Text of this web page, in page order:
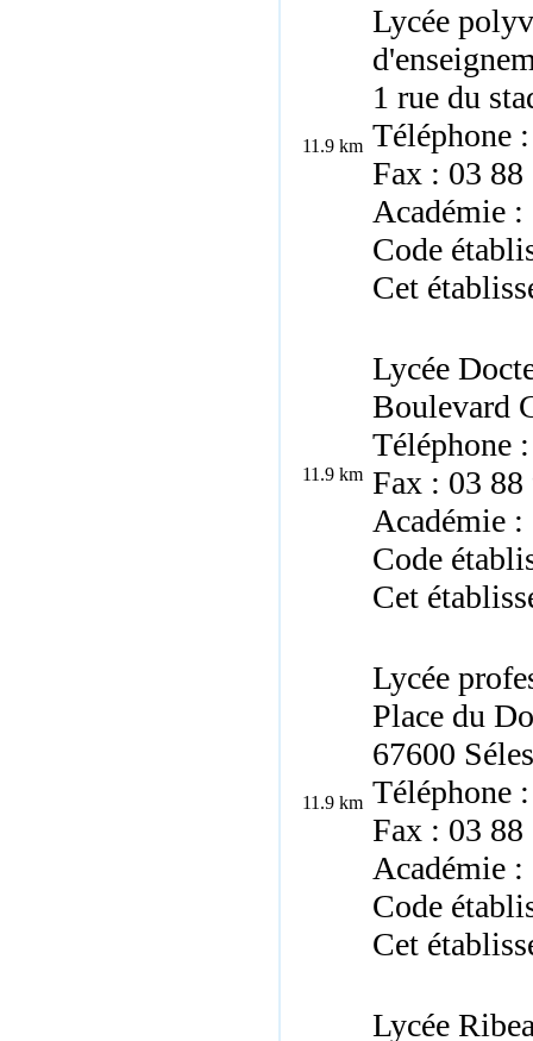
11.9 km
Lycée
1 rue du
Téléphone
Fax : 03 88
Académie :
Code
Cet
11.9 km
Lycée
Boulevard
Téléphone
Fax : 03 88
Académie :
Code
Cet
11.9 km
Lycée
Place du
67600
Téléphone
Fax : 03 88
Académie :
Code
Cet
Lycée